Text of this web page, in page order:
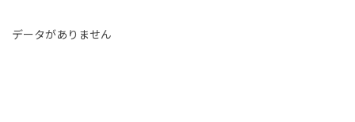
データがありません